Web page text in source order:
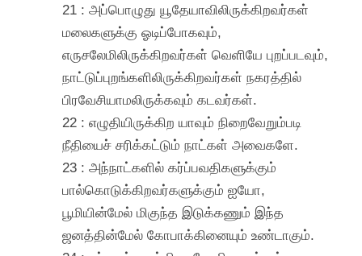
21 : அப்பொழுது யூதேயாவிலிருக்கிறவர்கள்
மலைகளுக்கு ஓடிப்போகவும்,
எருசலேமிலிருக்கிறவர்கள் வெளியே புறப்படவும்,
நாட்டுப்புறங்களிலிருக்கிறவர்கள் நகரத்தில்
பிரவேசியாமலிருக்கவும் கடவர்கள்.
22 : எழுதியிருக்கிற யாவும் நிறைவேறும்படி
நீதியைச் சரிக்கட்டும் நாட்கள் அவைகளே.
23 : அந்நாட்களில் கர்ப்பவதிகளுக்கும்
பால்கொடுக்கிறவர்களுக்கும் ஐயோ,
பூமியின்மேல் மிகுந்த இடுக்கணும் இந்த
ஜனத்தின்மேல் கோபாக்கினையும் உண்டாகும்.